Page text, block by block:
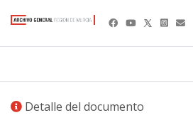
Detalle del documento